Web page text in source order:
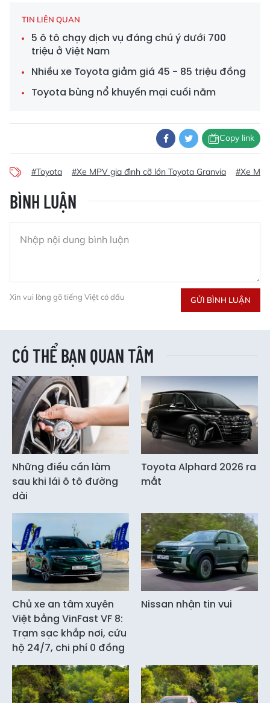
TIN LIÊN QUAN
5 ô tô chạy dịch vụ đáng chú ý dưới 700
triệu ở Việt Nam
Nhiều xe Toyota giảm giá 45 - 85 triệu đồng
Toyota bùng nổ khuyến mại cuối năm
Copy link
#Toyota #Xe MPV gia đình cỡ lớn Toyota Granvia #Xe
BÌNH LUẬN
Xin vui lòng gõ tiếng Việt có dấu GỬI BÌNH LUẬN
CÓ THỂ BẠN QUAN TÂM
Những điều cần làm
sau khi lái ô tô đường
dài
Toyota Alphard 2026 ra
mắt
Chủ xe an tâm xuyên
Việt bằng VinFast VF 8:
Trạm sạc khắp nơi, cứu
hộ 24/7, chi phí 0 đồng
Nissan nhận tin vui